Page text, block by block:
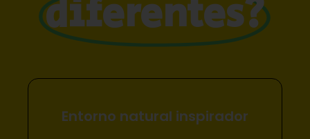
diferentes?
Entorno natural inspirador